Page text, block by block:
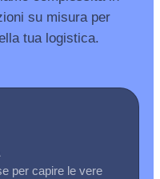
su misura per
tua logistica.
per capire le vere